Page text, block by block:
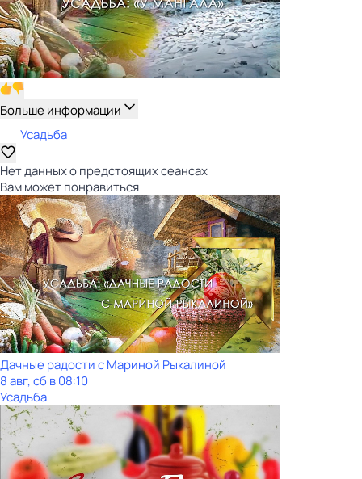
Больше информации
Усадьба
Нет данных о предстоящих сеансах
Вам может понравиться
Дачные радости с Мариной Рыкалиной
8 авг, сб в 08:10
Усадьба